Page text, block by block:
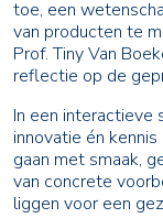
toe, een
van producten te
Prof. Tiny Van
reflectie op de
In een interactieve
innovatie én
gaan met smaak,
van concrete
liggen voor een